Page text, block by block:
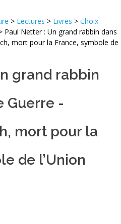
> Lectures > Livres > Choix
Paul Netter : Un grand rabbin dans
mort pour la France, symbole de
grand rabbin
Guerre -
mort pour la
de l’Union